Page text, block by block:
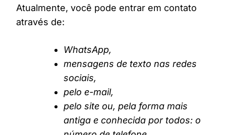
Atualmente, você pode entrar em contato
através de:
WhatsApp,
mensagens de texto nas redes
sociais,
pelo e-mail,
pelo site ou, pela forma mais
antiga e conhecida por todos: o